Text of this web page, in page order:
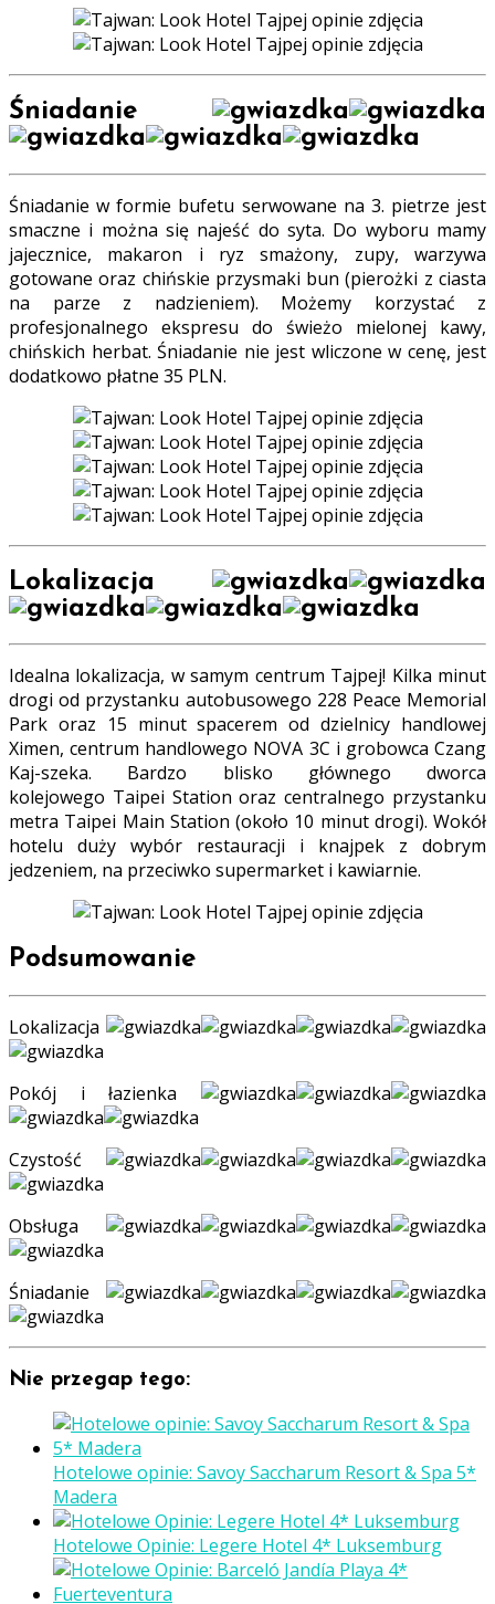
Śniadanie
Śniadanie w formie bufetu serwowane na 3. pietrze jest
smaczne i można się najeść do syta. Do wyboru mamy
jajecznice, makaron i ryz smażony, zupy, warzywa
gotowane oraz chińskie przysmaki bun (pierożki z ciasta
na parze z nadzieniem). Możemy korzystać z
profesjonalnego ekspresu do świeżo mielonej kawy,
chińskich herbat. Śniadanie nie jest wliczone w cenę, jest
dodatkowo płatne 35 PLN.
Lokalizacja
Idealna lokalizacja, w samym centrum Tajpej! Kilka minut
drogi od przystanku autobusowego 228 Peace Memorial
Park oraz 15 minut spacerem od dzielnicy handlowej
Ximen, centrum handlowego NOVA 3C i grobowca Czang
Kaj-szeka. Bardzo blisko głównego dworca
kolejowego Taipei Station oraz centralnego przystanku
metra Taipei Main Station (około 10 minut drogi). Wokół
hotelu duży wybór restauracji i knajpek z dobrym
jedzeniem, na przeciwko supermarket i kawiarnie.
Podsumowanie
Lokalizacja
Pokój i łazienka
Czystość
Obsługa
Śniadanie
Nie przegap tego:
Hotelowe opinie: Savoy Saccharum Resort & Spa 5*
Madera
Hotelowe Opinie: Legere Hotel 4* Luksemburg